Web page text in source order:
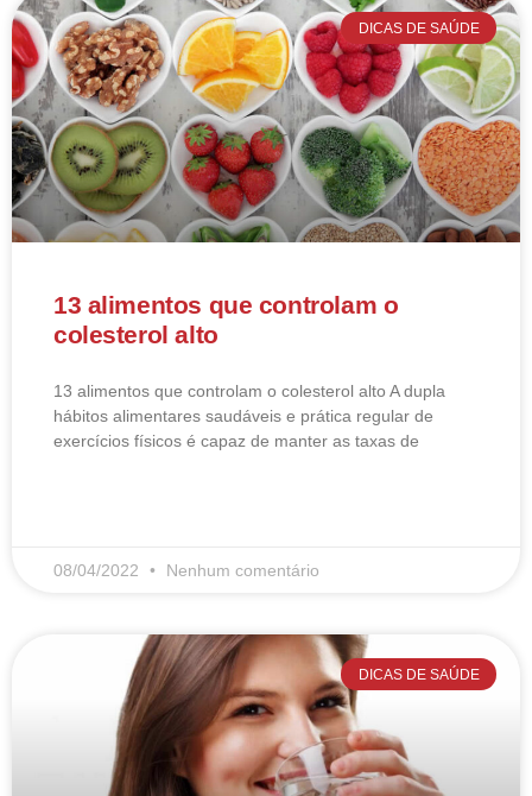
DICAS DE SAÚDE
13 alimentos que controlam o
colesterol alto
13 alimentos que controlam o colesterol alto​ A dupla
hábitos alimentares saudáveis e prática regular de
exercícios físicos é capaz de manter as taxas de
08/04/2022 Nenhum comentário
DICAS DE SAÚDE